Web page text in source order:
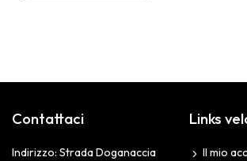
Contattaci
Indirizzo: Strada Doganaccia
Links
Il mio